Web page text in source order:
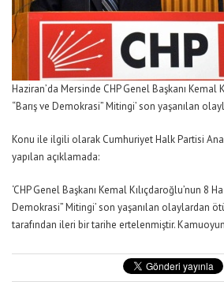
Haziran’da Mersinde CHP Genel Başkanı Kemal
“Barış ve Demokrasi” Mitingi’ son yaşanılan
Konu ile ilgili olarak Cumhuriyet Halk Partisi
yapılan açıklamada:
‘CHP Genel Başkanı Kemal Kılıçdaroğlu’nun 8
Demokrasi” Mitingi’ son yaşanılan olaylardan
tarafından ileri bir tarihe ertelenmiştir.